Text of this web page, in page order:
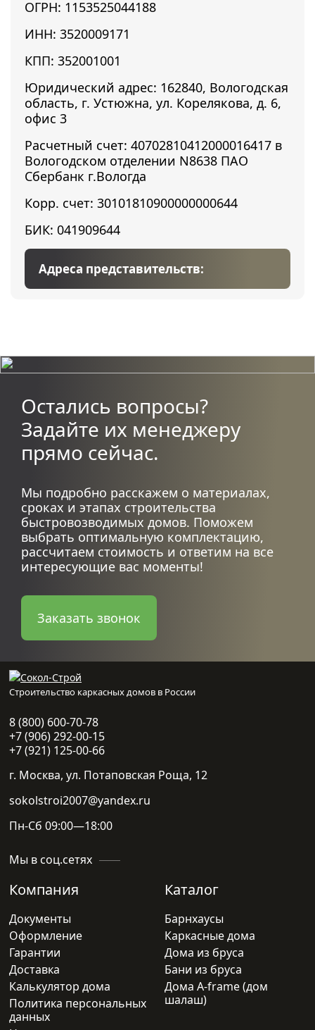
ОГРН: 1153525044188
ИНН: 3520009171
КПП: 352001001
Юридический адрес: 162840, Вологодская
область, г. Устюжна, ул. Корелякова, д. 6,
офис 3
Расчетный счет: 40702810412000016417 в
Вологодском отделении N8638 ПАО
Сбербанк г.Вологда
Корр. счет: 30101810900000000644
БИК: 041909644
Адреса представительств:
Остались вопросы?
Задайте их менеджеру
прямо сейчас.
Мы подробно расскажем о материалах,
сроках и этапах строительства
быстровозводимых домов. Поможем
выбрать оптимальную комплектацию,
рассчитаем стоимость и ответим на все
интересующие вас моменты!
Заказать звонок
Строительство каркасных домов в России
8 (800) 600-70-78
+7 (906) 292-00-15
+7 (921) 125-00-66
г. Москва, ул. Потаповская Роща, 12
sokolstroi2007@yandex.ru
Пн-Сб 09:00—18:00
Мы в соц.сетях
Компания
Документы
Оформление
Гарантии
Доставка
Калькулятор дома
Политика персональных
данных
Каталог
Барнхаусы
Каркасные дома
Дома из бруса
Бани из бруса
Дома A-frame (дом
шалаш)